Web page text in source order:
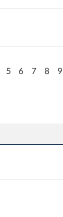
5 6 7 8 9